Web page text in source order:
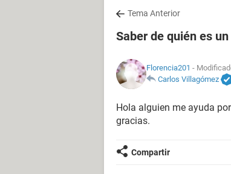
Tema Anterior
Saber de quién es
Florencia201 -
Carlos Villagómez
Hola alguien me ayuda
gracias.
Compartir